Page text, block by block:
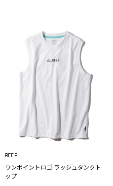
REEF
ワンポイントロゴ ラッシュタンクト
ップ